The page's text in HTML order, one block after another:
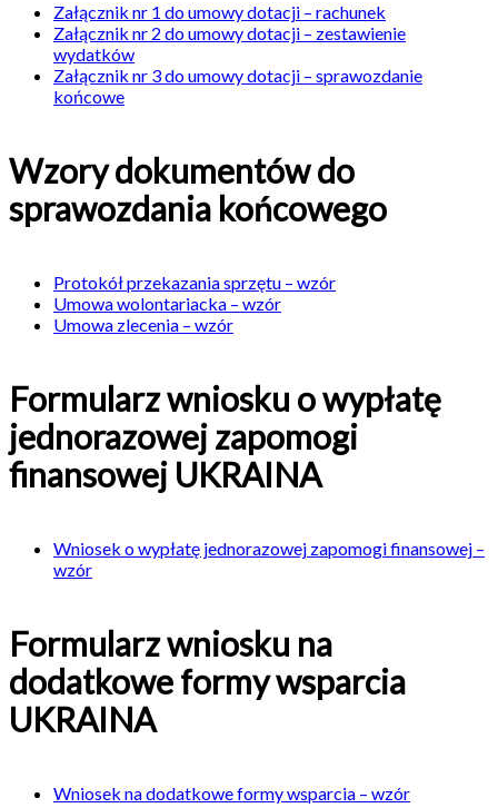
Załącznik nr 1 do umowy dotacji – rachunek
Załącznik nr 2 do umowy dotacji – zestawienie
wydatków
Załącznik nr 3 do umowy dotacji – sprawozdanie
końcowe
Wzory dokumentów do
sprawozdania końcowego
Protokół przekazania sprzętu – wzór
Umowa wolontariacka – wzór
Umowa zlecenia – wzór
Formularz wniosku o wypłatę
jednorazowej zapomogi
finansowej UKRAINA
Wniosek o wypłatę jednorazowej zapomogi finansowej –
wzór
Formularz wniosku na
dodatkowe formy wsparcia
UKRAINA
Wniosek na dodatkowe formy wsparcia – wzór